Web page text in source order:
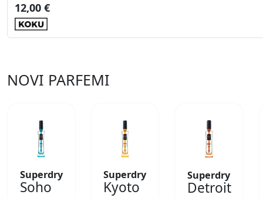
12,00 €
NOVI PARFEMI
Superdry
Soho
Superdry
Kyoto
Superdry
Detroit